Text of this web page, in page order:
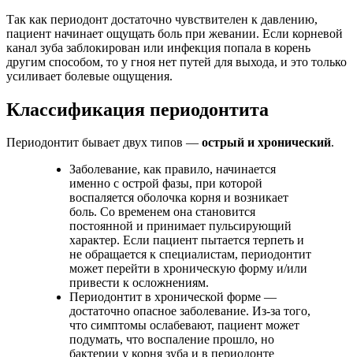
Так как периодонт достаточно чувствителен к давлению,
пациент начинает ощущать боль при жевании. Если корневой
канал зуба заблокирован или инфекция попала в корень
другим способом, то у гноя нет путей для выхода, и это только
усиливает болевые ощущения.
Классификация периодонтита
Периодонтит бывает двух типов — острый и хронический.
Заболевание, как правило, начинается
именно с острой фазы, при которой
воспаляется оболочка корня и возникает
боль. Со временем она становится
постоянной и принимает пульсирующий
характер. Если пациент пытается терпеть и
не обращается к специалистам, периодонтит
может перейти в хроническую форму и/или
привести к осложнениям.
Периодонтит в хронической форме —
достаточно опасное заболевание. Из-за того,
что симптомы ослабевают, пациент может
подумать, что воспаление прошло, но
бактерии у корня зуба и в периодонте